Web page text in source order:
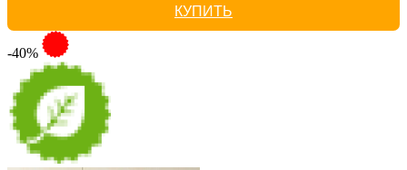
КУПИТЬ
-40%